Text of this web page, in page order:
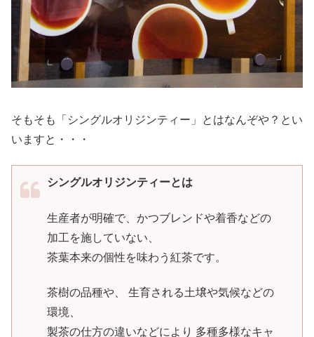
そもそも「シングルオリジンティー」とはなんぞや？とい
いますと・・・
シングルオリジンティーとは
生産者が明確で、かつブレンドや着香などの
加工を施していない、
茶葉本来の個性を味わう紅茶です。
茶樹の品種や、 生育される土壌や気候などの
環境、
製茶の仕方の違いなどにより 多種多様なキャ